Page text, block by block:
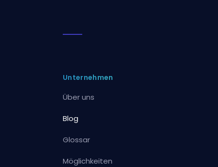
Unternehmen
Über uns
Blog
Glossar
Möglichkeiten